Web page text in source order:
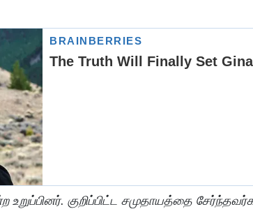
குறிப்பிட்ட சமுதாயத்தை